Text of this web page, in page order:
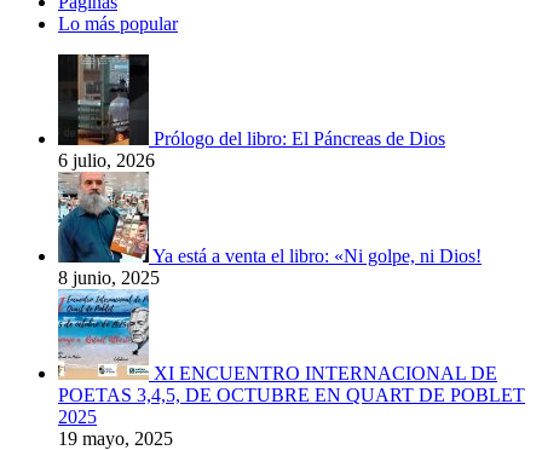
Lo más popular
Prólogo del libro: El Páncreas de Dios
6 julio, 2026
Ya está a venta el libro: «Ni golpe, ni Dios!
8 junio, 2025
XI ENCUENTRO INTERNACIONAL DE
POETAS 3,4,5, DE OCTUBRE EN QUART DE POBLET
2025
19 mayo, 2025